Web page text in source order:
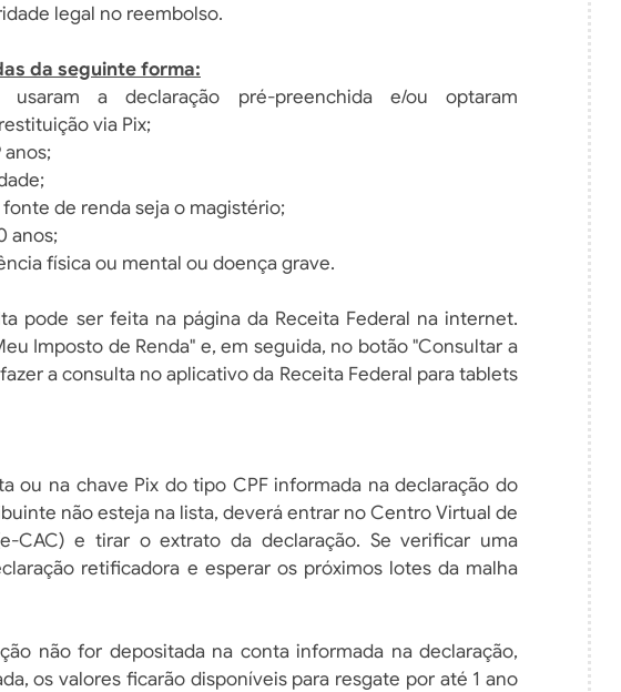
legal no reembolso.
da seguinte forma:
a declaração pré-preenchida e/ou optaram
via Pix;
anos;
de renda seja o magistério;
anos;
física ou mental ou doença grave.
pode ser feita na página da Receita Federal na internet.
Imposto de Renda" e, em seguida, no botão "Consultar a
a consulta no aplicativo da Receita Federal para tablets
ou na chave Pix do tipo CPF informada na declaração do
não esteja na lista, deverá entrar no Centro Virtual de
CAC) e tirar o extrato da declaração. Se verificar uma
retificadora e esperar os próximos lotes da malha
não for depositada na conta informada na declaração,
os valores ficarão disponíveis para resgate por até 1 ano